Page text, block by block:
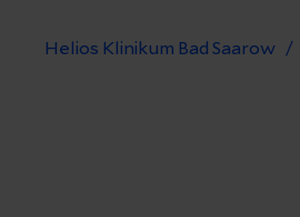
Helios Klinikum Bad Saarow